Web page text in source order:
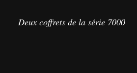
Deux coffrets de la série 7000